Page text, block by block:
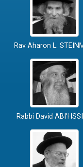
Rav Aharon L.
Rabbi David